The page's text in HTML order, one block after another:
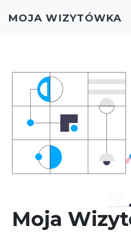
Moja
MOJA WIZYTÓWKA